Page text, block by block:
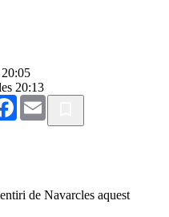
20:13
Facebook
Email
de Navarcles aquest